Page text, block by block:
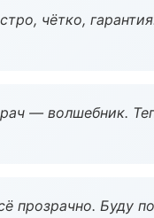
чётко,
— волшебник.
прозрачно. Буду